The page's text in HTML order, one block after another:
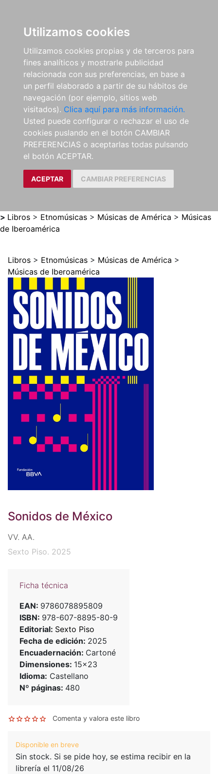
Utilizamos cookies
Utilizamos cookies propias y de terceros para
fines analíticos y mostrarle publicidad
relacionada con sus preferencias, en base a
un perfil elaborado a partir de su hábitos de
navegación (por ejemplo, sitios web
visitados). Clica aquí para más información.
Usted puede configurar o rechazar el uso de
cookies puslando en el botón CAMBIAR
PREFERENCIAS o aceptarlas todas pulsando
el botón ACEPTAR.
ACEPTAR CAMBIAR PREFERENCIAS
> Libros > Etnomúsicas > Músicas de América > Músicas
de Iberoamérica
Libros > Etnomúsicas > Músicas de América >
Músicas de Iberoamérica
Sonidos de México
VV. AA.
Sexto Piso. 2025
Ficha técnica
EAN: 9786078895809
ISBN: 978-607-8895-80-9
Editorial: Sexto Piso
Fecha de edición: 2025
Encuadernación: Cartoné
Dimensiones: 15x23
Idioma: Castellano
Nº páginas: 480
Comenta y valora este libro
Disponible en breve
Sin stock. Si se pide hoy, se estima recibir en la
librería el 11/08/26